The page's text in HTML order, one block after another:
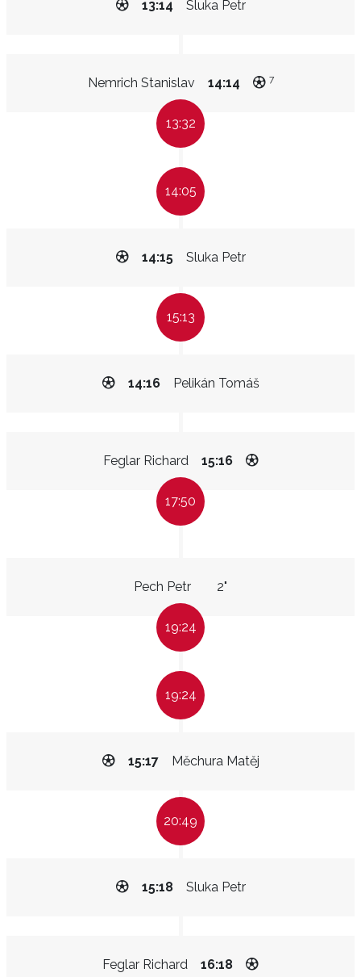
Sluka Petr
13:14
Nemrich Stanislav 14:14 7
13:32
14:05
Sluka Petr
14:15
15:13
Pelikán Tomáš
14:16
Feglar Richard 15:16
17:50
Pech Petr 2"
19:24
19:24
Měchura Matěj
15:17
20:49
Sluka Petr
15:18
Feglar Richard 16:18